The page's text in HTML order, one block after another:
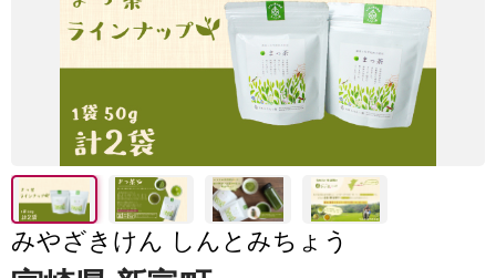
みやざきけん しんとみちょう